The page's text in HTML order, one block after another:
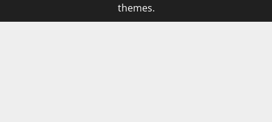
themes.